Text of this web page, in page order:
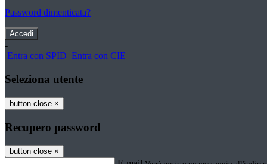
Password dimenticata?
-
Entra con SPID Entra con CIE
Seleziona utente
button close ×
Recupero password
button close ×